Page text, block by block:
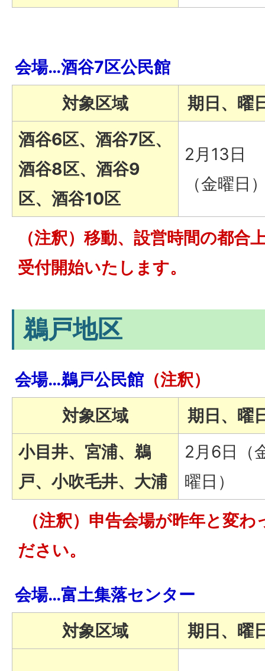
会場…酒谷7区公民館
対象区域
期日、曜
酒谷6区、酒谷7区、
酒谷8区、酒谷9
区、酒谷10区
2月13日
（金曜日
（注釈）移動、設営時間の都合
受付開始いたします。
鵜戸地区
会場…鵜戸公民館 （注釈）
対象区域
期日、曜
小目井、宮浦、鵜
戸、小吹毛井、大浦
2月6日（
曜日）
（注釈）申告会場が昨年と変
ださい。
会場…富土集落センター
対象区域
期日、曜